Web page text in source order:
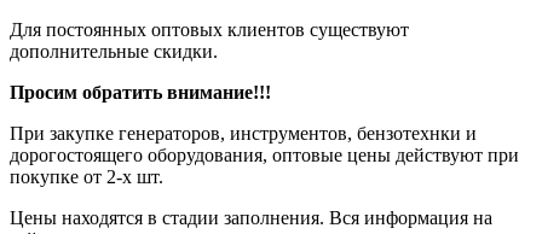
Для постоянных оптовых клиентов существуют
дополнительные скидки.
Просим обратить внимание!!!
При закупке генераторов, инструментов, бензотехнки и
дорогостоящего оборудования, оптовые цены действуют при
покупке от 2-х шт.
Цены находятся в стадии заполнения. Вся информация на